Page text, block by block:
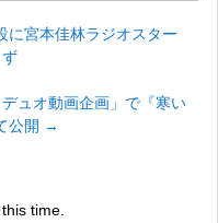
に宮本佳林ラジオスター
ュオ動画企画」で『寒い
公開 →
time.